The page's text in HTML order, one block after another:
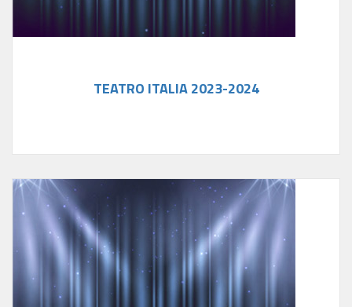
TEATRO ITALIA 2023-2024